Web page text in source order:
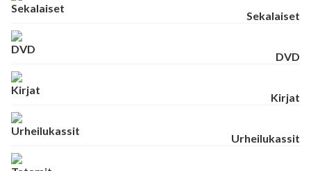
Sekalaiset
DVD
Kirjat
Urheilukassit